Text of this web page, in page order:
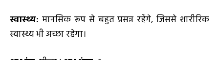
स्वास्थ्य: मानसिक रूप से बहुत प्रसन्न रहेंगे, जिससे शारीरिक
स्वास्थ्य भी अच्छा रहेगा।